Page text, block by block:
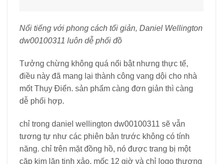
Nổi tiếng với phong cách tối giản, Daniel Wellington
dw00100311 luôn dễ phối đồ
Tưởng chừng không quá nổi bật nhưng thực tế,
điều này đã mang lại thành công vang dội cho nhà
mốt Thụy Điển. sản phẩm càng đơn giản thì càng
dễ phối hợp.
chỉ trong daniel wellington dw00100311 sẽ vẫn
tương tự như các phiên bản trước không có tính
năng. chỉ trên mặt đồng hồ, nó được trang bị một
cặp kim lăn tinh xảo, mốc 12 giờ và chỉ logo thương